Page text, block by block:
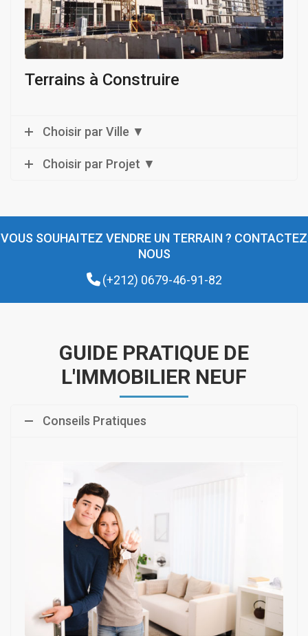
Terrains à Construire
Choisir par Ville ▼
Choisir par Projet ▼
VOUS SOUHAITEZ VENDRE UN TERRAIN ? CONTACTEZ
NOUS
(+212) 0679-46-91-82
GUIDE PRATIQUE DE
L'IMMOBILIER NEUF
Conseils Pratiques